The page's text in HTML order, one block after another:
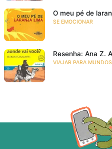
O meu pé de
SE EMOCIONAR
Resenha: Ana Z.
VIAJAR PARA